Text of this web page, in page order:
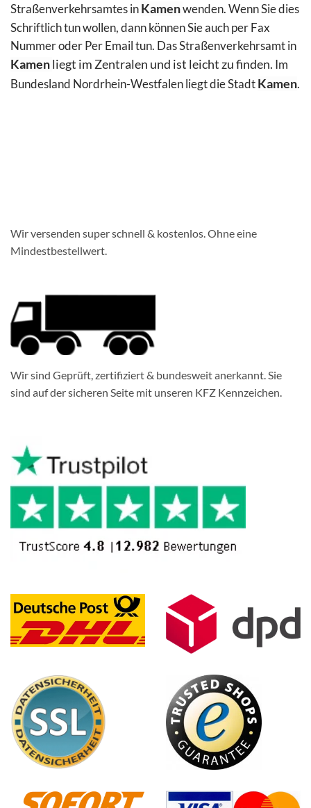
Straßenverkehrsamtes inKamenwenden. Wenn Sie dies
Schriftlich tun wollen, dann können Sie auch per Fax
Nummer oder Per Emailtun. Das Straßenverkehrsamt in
Kamenliegt im Zentralen und ist leicht zu finden. Im
Bundesland Nordrhein-Westfalen liegt die StadtKamen.
Wir versenden super schnell & kostenlos. Ohne eine
Mindestbestellwert.
Wir sind Geprüft, zertifiziert & bundesweit anerkannt. Sie
sind auf der sicheren Seite mit unseren KFZ Kennzeichen.